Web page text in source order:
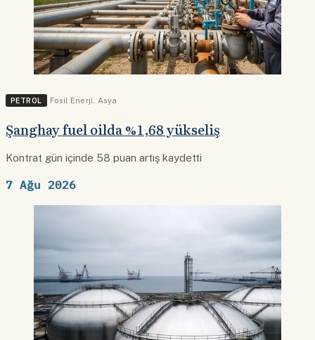
PETROL Fosil Enerji Asya
Şanghay fuel oilda %1,68 yükseliş
Kontrat gün içinde 58 puan artış kaydetti
7 Ağu 2026